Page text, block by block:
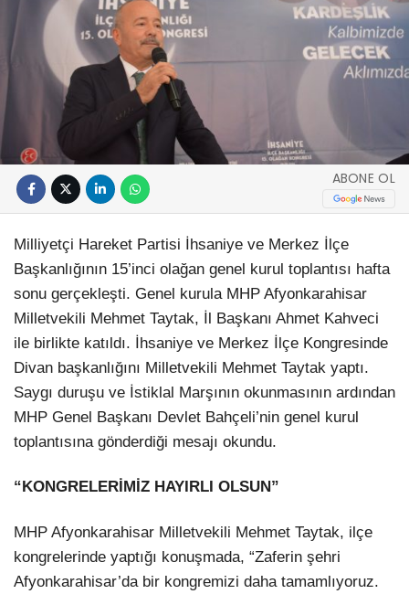
ABONE OL
Milliyetçi Hareket Partisi İhsaniye ve Merkez İlçe
Başkanlığının 15’inci olağan genel kurul toplantısı hafta
sonu gerçekleşti. Genel kurula MHP Afyonkarahisar
Milletvekili Mehmet Taytak, İl Başkanı Ahmet Kahveci
ile birlikte katıldı. İhsaniye ve Merkez İlçe Kongresinde
Divan başkanlığını Milletvekili Mehmet Taytak yaptı.
Saygı duruşu ve İstiklal Marşının okunmasının ardından
MHP Genel Başkanı Devlet Bahçeli’nin genel kurul
toplantısına gönderdiği mesajı okundu.
“KONGRELERİMİZ HAYIRLI OLSUN”
MHP Afyonkarahisar Milletvekili Mehmet Taytak, ilçe
kongrelerinde yaptığı konuşmada, “Zaferin şehri
Afyonkarahisar’da bir kongremizi daha tamamlıyoruz.